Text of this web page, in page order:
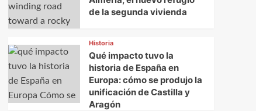
de la segunda vivienda
Historia
Qué impacto tuvo la
historia de España en
Europa: cómo se produjo la
unificación de Castilla y
Aragón